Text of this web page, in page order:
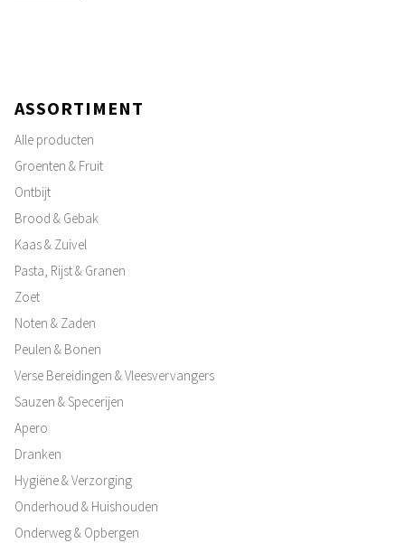
ASSORTIMENT
Alle producten
Groenten & Fruit
Ontbijt
Brood & Gebak
Kaas & Zuivel
Pasta, Rijst & Granen
Zoet
Noten & Zaden
Peulen & Bonen
Verse Bereidingen & Vleesvervangers
Sauzen & Specerijen
Apero
Dranken
Hygiëne & Verzorging
Onderhoud & Huishouden
Onderweg & Opbergen